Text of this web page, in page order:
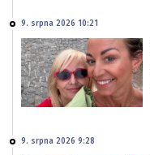
9. srpna 2026 10:21
9. srpna 2026 9:28